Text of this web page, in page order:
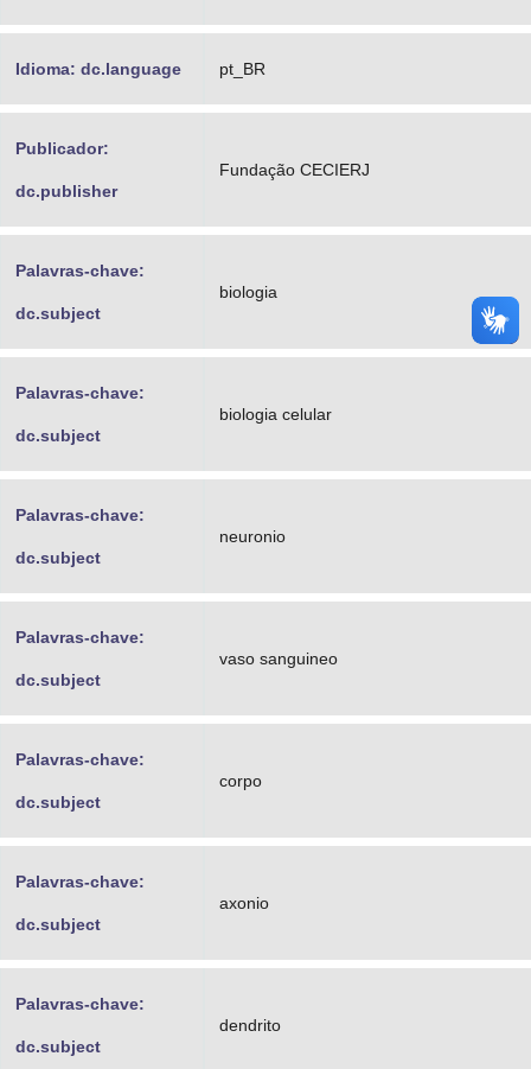
Idioma: dc.language pt_BR
Publicador:
dc.publisher
Fundação CECIERJ
Palavras-chave:
dc.subject
biologia
Palavras-chave:
dc.subject
biologia celular
Palavras-chave:
dc.subject
neuronio
Palavras-chave:
dc.subject
vaso sanguineo
Palavras-chave:
dc.subject
corpo
Palavras-chave:
dc.subject
axonio
Palavras-chave:
dc.subject
dendrito